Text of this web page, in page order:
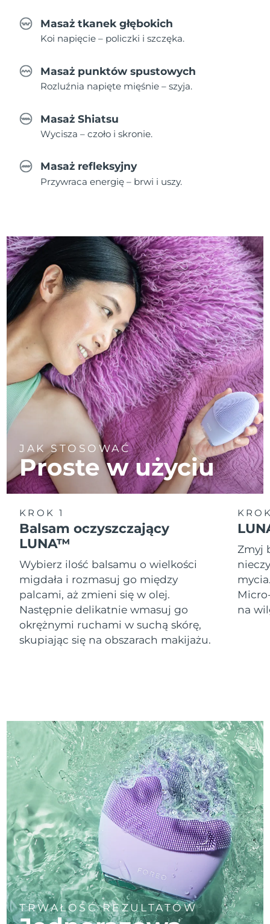
Masaż tkanek głębokich
Koi napięcie – policzki i szczęka.
Masaż punktów spustowych
Rozluźnia napięte mięśnie – szyja.
Masaż Shiatsu
Wycisza – czoło i skronie.
Masaż refleksyjny
Przywraca energię – brwi i uszy.
JAK STOSOWAĆ
Proste w użyciu
KROK 1
Balsam oczyszczający
LUNA™
Wybierz ilość balsamu o wielkości
migdała i rozmasuj go między
palcami, aż zmieni się w olej.
Następnie delikatnie wmasuj go
okrężnymi ruchami w suchą skórę,
skupiając się na obszarach makijażu.
Zmyj
na
TRWAŁOŚĆ REZULTATÓW